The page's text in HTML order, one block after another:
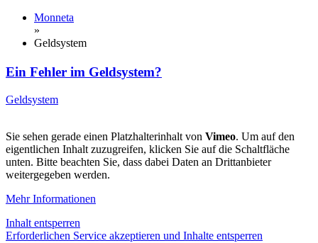
Monneta
»
Geldsystem
Ein Fehler im Geldsystem?
Geldsystem
Sie sehen gerade einen Platzhalterinhalt von Vimeo. Um auf den
eigentlichen Inhalt zuzugreifen, klicken Sie auf die Schaltfläche
unten. Bitte beachten Sie, dass dabei Daten an Drittanbieter
weitergegeben werden.
Mehr Informationen
Inhalt entsperren
Erforderlichen Service akzeptieren und Inhalte entsperren